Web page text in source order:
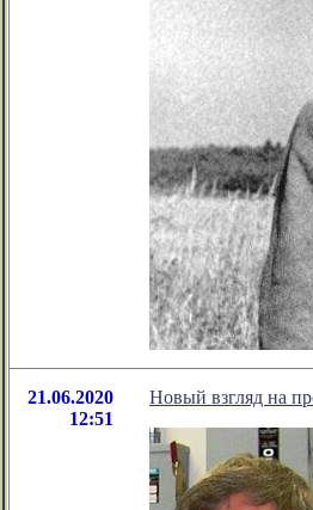
21.06.2020
12:51
Новый взгляд на